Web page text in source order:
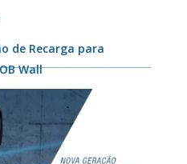
de Recarga para
Wall